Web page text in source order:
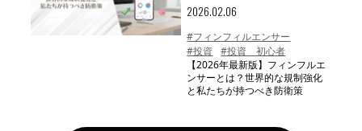
2026.02.06
#フィンフィルエンサー
#投資
#投資 初心者
【2026年最新版】フィンフルエ
ンサーとは？世界的な規制強化
と私たちが持つべき防衛策